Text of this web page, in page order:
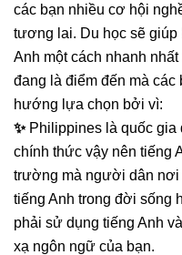
các bạn nhiều cơ hội
tương lai. Du học sẽ giúp
Anh một cách nhanh
đang là điểm đến mà các
hướng lựa chọn bởi vì:
✨ Philippines là quốc
chính thức vậy nên tiếng
trường mà người dân
tiếng Anh trong đời sống
phải sử dụng tiếng Anh
xạ ngôn ngữ của bạn.